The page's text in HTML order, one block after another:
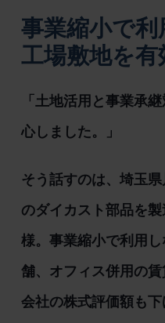
事業縮小で
工場敷地を有
「土地活用と事業承
心しました。」
そう話すのは、埼玉
のダイカスト部品を
様。事業縮小で利用
舗、オフィス併用の賃
会社の株式評価額も